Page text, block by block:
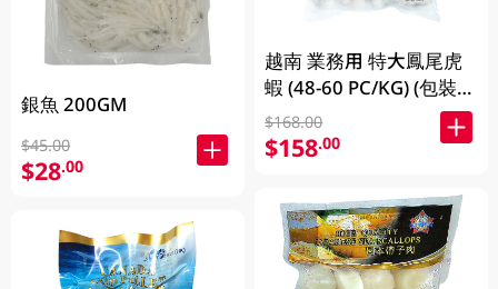
銀魚 200GM
$45.00
$28.00
越南 業務用 特大鳳尾虎
蝦 (48-60 PC/KG) (包裝及
品牌隨機發放)
$168.00
$158.00